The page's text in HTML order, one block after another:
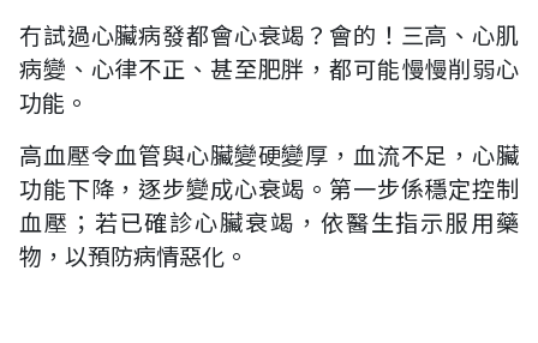
冇試過心臟病發都會心衰竭？會的！三高、心肌
病變、心律不正、甚至肥胖，都可能慢慢削弱心
功能。
高血壓令血管與心臟變硬變厚，血流不足，心臟
功能下降，逐步變成心衰竭。第一步係穩定控制
血壓；若已確診心臟衰竭，依醫生指示服用藥
物，以預防病情惡化。